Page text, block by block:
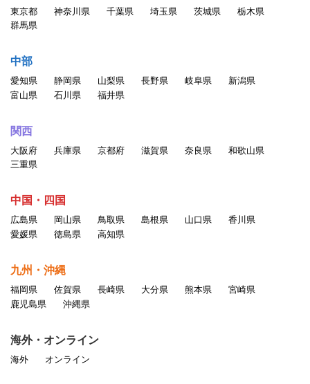
東京都 神奈川県 千葉県 埼玉県 茨城県
栃木県
群馬県
中部
愛知県 静岡県 山梨県 長野県 岐阜県
新潟県
富山県
石川県 福井県
関西
大阪府 兵庫県 京都府 滋賀県 奈良県
和歌山県
三重県
中国・四国
広島県 岡山県 鳥取県 島根県 山口県
香川県
愛媛県
徳島県 高知県
九州・沖縄
福岡県 佐賀県 長崎県 大分県 熊本県
宮崎県
鹿児島県
沖縄県
海外・オンライン
海外 オンライン